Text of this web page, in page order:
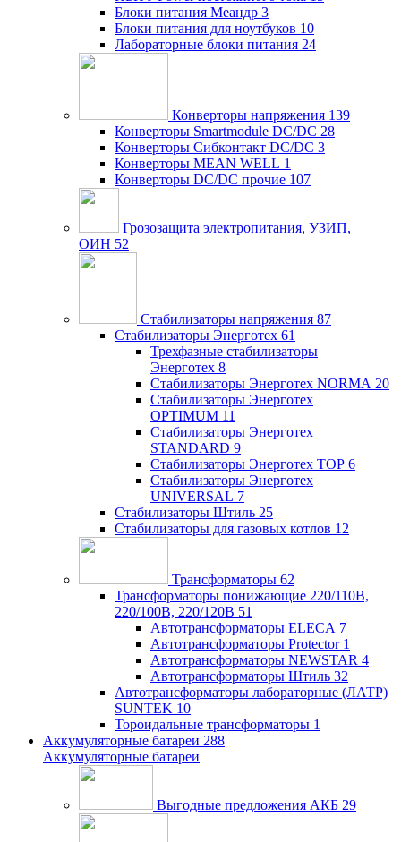
Блоки питания Меандр 3
Блоки питания для ноутбуков 10
Лабораторные блоки питания 24
Конверторы напряжения 139
Конверторы Smartmodule DC/DC 28
Конверторы Сибконтакт DC/DC 3
Конверторы MEAN WELL 1
Конверторы DC/DC прочие 107
Грозозащита электропитания, УЗИП,
ОИН 52
Стабилизаторы напряжения 87
Стабилизаторы Энерготех 61
Трехфазные стабилизаторы
Энерготех 8
Стабилизаторы Энерготех NORMA 20
Стабилизаторы Энерготех
OPTIMUM 11
Стабилизаторы Энерготех
STANDARD 9
Стабилизаторы Энерготех TOP 6
Стабилизаторы Энерготех
UNIVERSAL 7
Стабилизаторы Штиль 25
Стабилизаторы для газовых котлов 12
Трансформаторы 62
Трансформаторы понижающие 220/110В,
220/100В, 220/120В 51
Автотрансформаторы ELECA 7
Автотрансформаторы Protector 1
Автотрансформаторы NEWSTAR 4
Автотрансформаторы Штиль 32
Автотрансформаторы лабораторные (ЛАТР)
SUNTEK 10
Тороидальные трансформаторы 1
Аккумуляторные батареи 288
Аккумуляторные батареи
Выгодные предложения АКБ 29